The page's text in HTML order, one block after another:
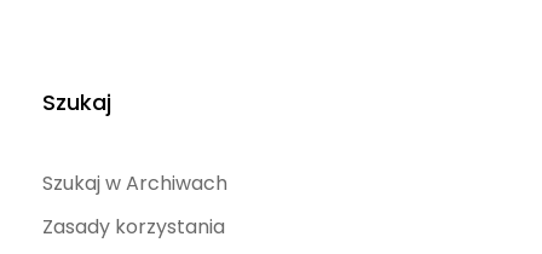
Szukaj
Szukaj w Archiwach
Zasady korzystania